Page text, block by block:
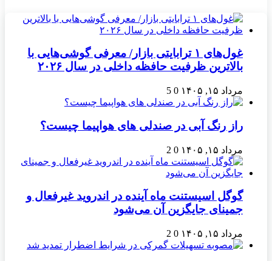
غول‌های ۱ ترابایتی بازار/ معرفی گوشی‌هایی با
بالاترین ظرفیت حافظه داخلی در سال ۲۰۲۶
مرداد ۱۵, ۱۴۰۵ 0
5
راز رنگ آبی در صندلی های هواپیما چیست؟
مرداد ۱۵, ۱۴۰۵ 0
2
گوگل اسیستنت ماه آینده در اندروید غیرفعال و
جمینای جایگزین آن می‌شود
مرداد ۱۵, ۱۴۰۵ 0
2